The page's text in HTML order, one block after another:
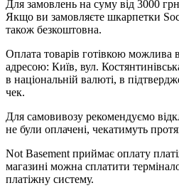
Для замовлень на суму від 3000
Якщо ви замовляєте шкарпетки
також безкоштовна.
Оплата товарів готівкою можлива
адресою: Київ, вул.
в національній валюті, в
чек.
Для самовивозу рекомендуємо
не були оплачені, чекатимуть
Not Basement приймає оплату
магазині можна сплатити
платіжну систему.